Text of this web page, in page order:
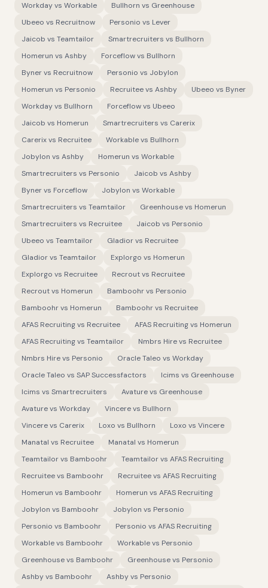
Workdayvs Workable Bullhorn vs Greenhouse
Ubeeo vs Recruitnow Personio vs Lever
Jaicob vs Teamtailor Smartrecruiters vs Bullhorn
Homerun vs Ashby Forceflowvs Bullhorn
Bynervs Recruitnow Personio vs Jobylon
Homerun vs Personio Recruiteevs Ashby Ubeeo vs Byner
Workdayvs Bullhorn Forceflowvs Ubeeo
Jaicob vs Homerun Smartrecruiters vs Carerix
Carerixvs Recruitee Workablevs Bullhorn
Jobylon vs Ashby Homerun vs Workable
Smartrecruiters vs Personio Jaicob vs Ashby
Bynervs Forceflow Jobylon vs Workable
Smartrecruiters vs Teamtailor Greenhousevs Homerun
Smartrecruiters vs Recruitee Jaicob vs Personio
Ubeeo vs Teamtailor Gladiorvs Recruitee
Gladiorvs Teamtailor Explorgo vs Homerun
Explorgo vs Recruitee Recroutvs Recruitee
Recroutvs Homerun Bamboohrvs Personio
Bamboohrvs Homerun Bamboohrvs Recruitee
AFAS Recruitingvs Recruitee AFAS Recruitingvs Homerun
AFAS Recruitingvs Teamtailor Nmbrs Hirevs Recruitee
Nmbrs Hirevs Personio Oracle Taleo vs Workday
Oracle Taleo vs SAP Successfactors Icims vs Greenhouse
Icims vs Smartrecruiters Avaturevs Greenhouse
Avaturevs Workday Vincerevs Bullhorn
Vincerevs Carerix Loxo vs Bullhorn Loxo vs Vincere
Manatal vs Recruitee Manatal vs Homerun
Teamtailorvs Bamboohr Teamtailorvs AFAS Recruiting
Recruiteevs Bamboohr Recruiteevs AFAS Recruiting
Homerun vs Bamboohr Homerun vs AFAS Recruiting
Jobylon vs Bamboohr Jobylon vs Personio
Personio vs Bamboohr Personio vs AFAS Recruiting
Workablevs Bamboohr Workablevs Personio
Greenhousevs Bamboohr Greenhousevs Personio
Ashbyvs Bamboohr Ashbyvs Personio